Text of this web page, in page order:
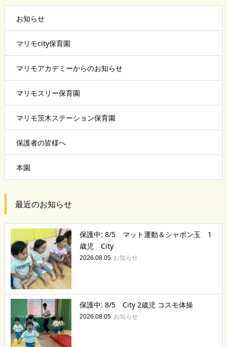
お知らせ
マリモcity保育園
マリモアカデミーからのお知らせ
マリモスリー保育園
マリモ茨木ステーション保育園
保護者の皆様へ
本園
最近のお知らせ
保護中: 8/5 マット運動＆シャボン玉 1
歳児 City
2026.08.05 お知らせ
保護中: 8/5 City 2歳児 コスモ体操
2026.08.05 お知らせ